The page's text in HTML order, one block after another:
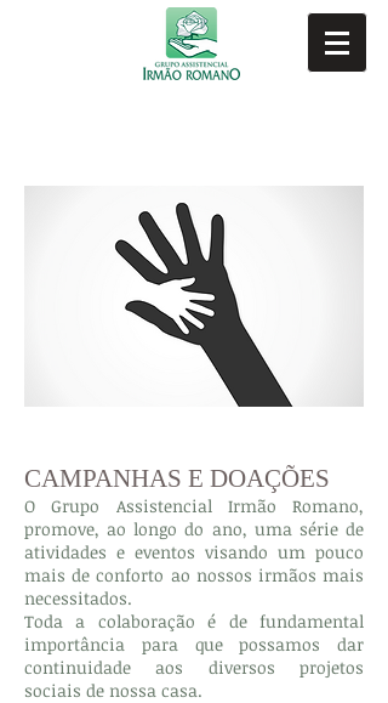
CAMPANHAS E DOAÇÕES
O Grupo Assistencial Irmão Romano,
promove, ao longo do ano, uma série de
atividades e eventos visando um pouco
mais de conforto ao nossos irmãos mais
necessitados.
Toda a colaboração é de fundamental
importância para que possamos dar
continuidade aos diversos projetos
sociais de nossa casa.